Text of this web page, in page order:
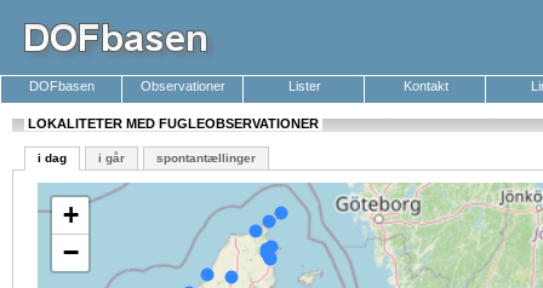
DOFbasen Observationer Lister Kontakt
LOKALITETER MED FUGLEOBSERVATIONER
i dag i går spontantællinger
+
−